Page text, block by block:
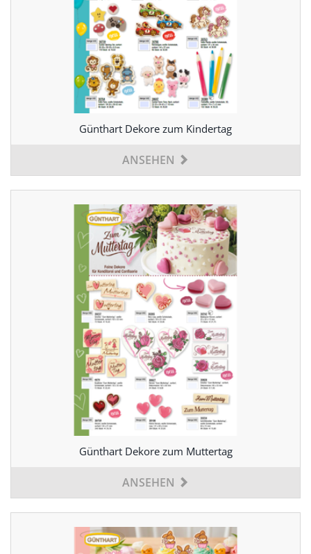
Günthart Dekore zum Kindertag
ANSEHEN
Günthart Dekore zum Muttertag
ANSEHEN